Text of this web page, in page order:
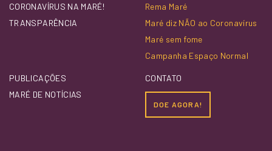
CORONAVÍRUS NA MARÉ!
TRANSPARÊNCIA
Rema Maré
Maré diz NÃO ao Coronavírus
Maré sem fome
Campanha Espaço Normal
PUBLICAÇÕES
MARÉ DE NOTÍCIAS
CONTATO
DOE AGORA!